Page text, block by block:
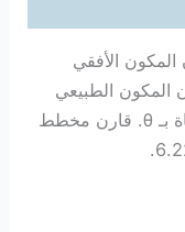
المكون الأفقي
المكون الطبيعي
للرافعة وزن الطائرة. زاوية الميل مُعطاة بـ θ. قارن مخطط